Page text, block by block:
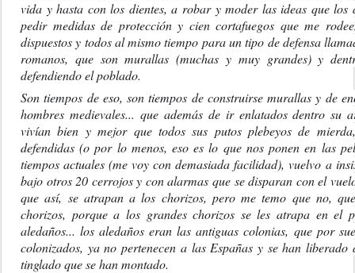
vida y hasta con los dientes, a robar y moder las ideas que
pedir medidas de protección y cien cortafuegos que me
dispuestos y todos al mismo tiempo para un tipo de defensa
romanos, que son murallas (muchas y muy grandes) y
defendiendo el poblado.
Son tiempos de eso, son tiempos de construirse murallas y de
hombres medievales... que además de ir enlatados dentro su
vivían bien y mejor que todos sus putos plebeyos de
defendidas (o por lo menos, eso es lo que nos ponen en las
tiempos actuales (me voy con demasiada facilidad), vuelvo a
bajo otros 20 cerrojos y con alarmas que se disparan con el
que así, se atrapan a los chorizos, pero me temo que no,
chorizos, porque a los grandes chorizos se les atrapa en el
aledaños... los aledaños eran las antiguas colonias, que por
colonizados, ya no pertenecen a las Españas y se han
tinglado que se han montado.